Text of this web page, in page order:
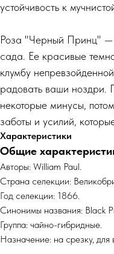
устойчивость к
Роза "Черный Принц" —
сада. Ее красивые
клумбу
радовать ваши ноздри.
некоторые минусы,
заботы и усилий,
Характеристики
Общие
Авторы: William Paul.
Страна селекции:
Год селекции: 1866.
Синонимы названия: Black
Группа: чайно-гибридные.
Назначение: на срезку,